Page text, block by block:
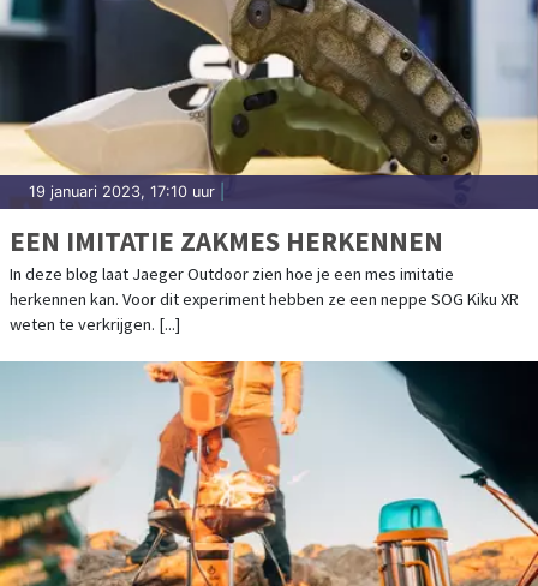
19 januari 2023, 17:10 uur
EEN IMITATIE ZAKMES HERKENNEN
In deze blog laat Jaeger Outdoor zien hoe je een mes imitatie
herkennen kan. Voor dit experiment hebben ze een neppe SOG Kiku XR
weten te verkrijgen. [...]